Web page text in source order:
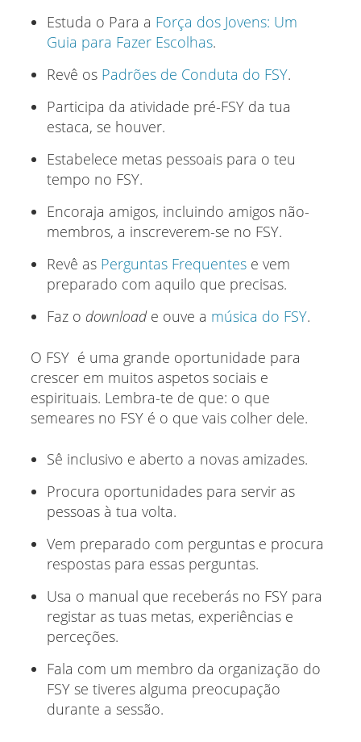
Estuda o Para a Força dos Jovens: Um
Guia para Fazer Escolhas.
Revê os Padrões de Conduta do FSY.
Participa da atividade pré-FSY da tua
estaca, se houver.
Estabelece metas pessoais para o teu
tempo no FSY.
Encoraja amigos, incluindo amigos não-
membros, a inscreverem-se no FSY.
Revê as Perguntas Frequentese vem
preparado com aquilo que precisas.
Faz o downloade ouve a música do FSY.
O FSY é uma grande oportunidade para
crescer em muitos aspetos sociais e
espirituais. Lembra-te de que: o que
semeares no FSY é o que vais colher dele.
Sê inclusivo e aberto a novas amizades.
Procura oportunidades para servir as
pessoas à tua volta.
Vem preparado com perguntas e procura
respostas para essas perguntas.
Usa o manual que receberás no FSY para
registar as tuas metas, experiências e
perceções.
Fala com um membro da organização do
FSY se tiveres alguma preocupação
durante a sessão.